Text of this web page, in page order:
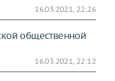
16.03.2021, 22:26
общественной
16.03.2021, 22:12